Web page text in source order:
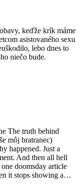
keďže krík máme
asistovaného sexu
lebo dnes to
niečo bude.
The truth behind
môj bratranec)
happened. Just a
And then all hell
doomsday article
it stops showing a…